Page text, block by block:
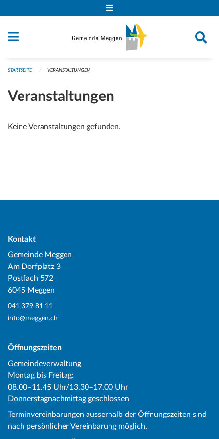
STARTSEITE VERANSTALTUNGEN
Veranstaltungen
Keine Veranstaltungen gefunden.
Kontakt
Gemeinde Meggen
Am Dorfplatz 3
Postfach 572
6045 Meggen
041 379 81 11
info@meggen.ch
Öffnungszeiten
Gemeindeverwaltung
Montag bis Freitag:
08.00–11.45 Uhr/13.30–17.00 Uhr
Donnerstagnachmittag geschlossen
Terminvereinbarungen ausserhalb der Öffnungszeiten sind
nach persönlicher Vereinbarung möglich.